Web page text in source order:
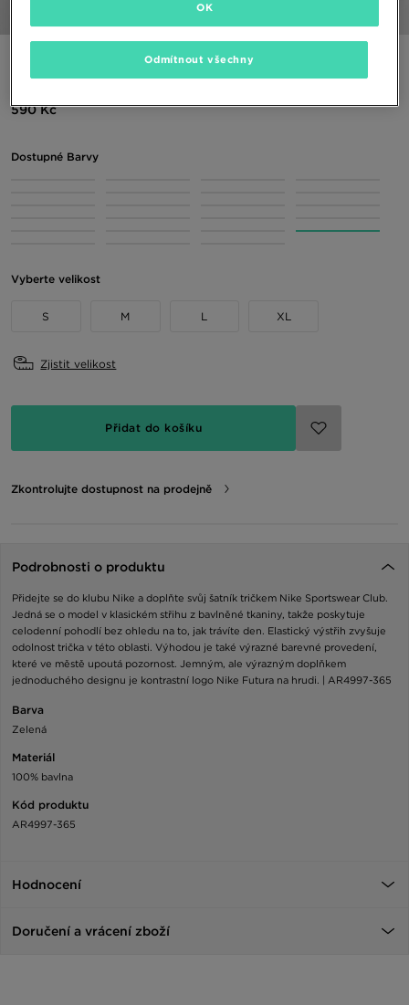
NIKE TRIČKO SPORTSWEAR CLUB
590 Kč
Dostupné Barvy
Vyberte velikost
S M L XL
Zjistit velikost
Přidat do košíku
Zkontrolujte dostupnost na prodejně
Podrobnosti o produktu
Přidejte se do klubu Nike a doplňte svůj šatník tričkem Nike Sportswear Club.
Jedná se o model v klasickém střihu z bavlněné tkaniny, takže poskytuje
celodenní pohodlí bez ohledu na to, jak trávíte den. Elastický výstřih zvyšuje
odolnost trička v této oblasti. Výhodou je také výrazné barevné provedení,
které ve městě upoutá pozornost. Jemným, ale výrazným doplňkem
jednoduchého designu je kontrastní logo Nike Futura na hrudi. | AR4997-365
Barva
Zelená
Materiál
100% bavlna
Kód produktu
AR4997-365
Hodnocení
Doručení a vrácení zboží
Odmítnout všechny
OK